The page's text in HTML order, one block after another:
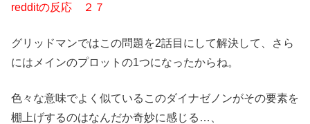
redditの反応 ２７
グリッドマンではこの問題を2話目にして解決して、さら
にはメインのプロットの1つになったからね。
色々な意味でよく似ているこのダイナゼノンがその要素を
棚上げするのはなんだか奇妙に感じる…、